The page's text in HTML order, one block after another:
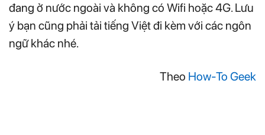
đang ở nước ngoài và không có Wifi hoặc 4G. Lưu
ý bạn cũng phải tải tiếng Việt đi kèm với các ngôn
ngữ khác nhé.
Theo How-To Geek